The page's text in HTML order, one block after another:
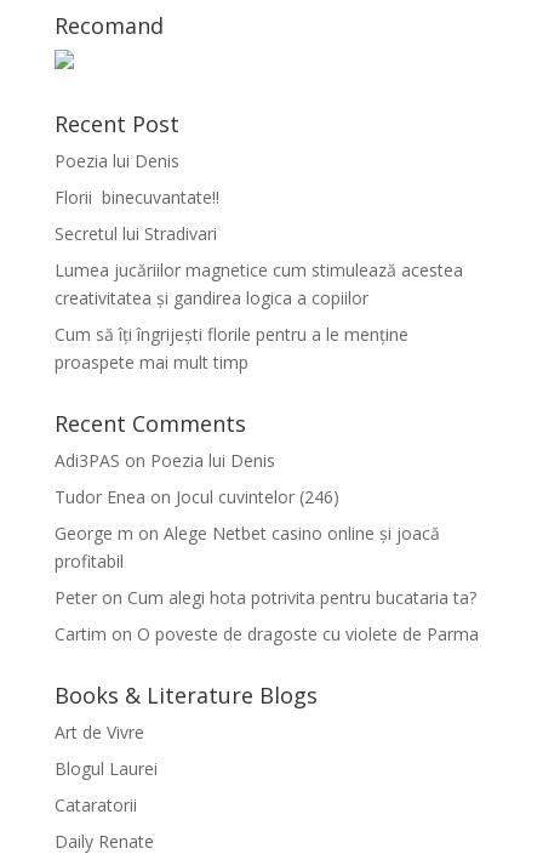
Recomand
Recent Post
Poezia lui Denis
Florii binecuvantate!!
Secretul lui Stradivari
Lumea jucăriilor magnetice cum stimulează acestea
creativitatea și gandirea logica a copiilor
Cum să îți îngrijești florile pentru a le menține
proaspete mai mult timp
Recent Comments
Adi3PAS on Poezia lui Denis
Tudor Enea on Jocul cuvintelor (246)
George m on Alege Netbet casino online și joacă
profitabil
Peteron Cum alegi hota potrivita pentru bucataria ta?
Cartim on O poveste de dragoste cu violete de Parma
Books & Literature Blogs
Art de Vivre
Blogul Laurei
Cataratorii
Daily Renate